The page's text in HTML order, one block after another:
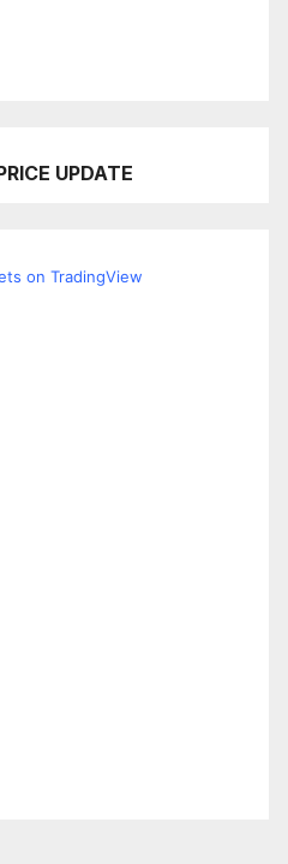
UPDATE
on TradingView